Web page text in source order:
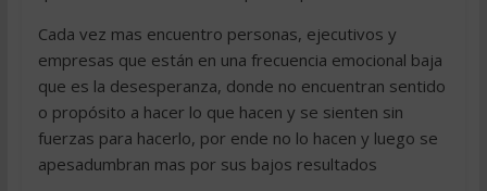
Cada vez mas encuentro personas, ejecutivos y
empresas que están en una frecuencia emocional baja
que es la desesperanza, donde no encuentran sentido
o propósito a hacer lo que hacen y se sienten sin
fuerzas para hacerlo, por ende no lo hacen y luego se
apesadumbran mas por sus bajos resultados